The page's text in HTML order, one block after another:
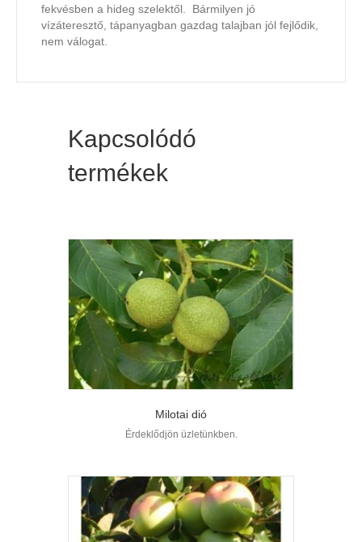
fekvésben a hideg szelektől. Bármilyen jó
vízáteresztő, tápanyagban gazdag talajban jól fejlődik,
nem válogat.
Kapcsolódó
termékek
Milotai dió
Érdeklődjön üzletünkben.